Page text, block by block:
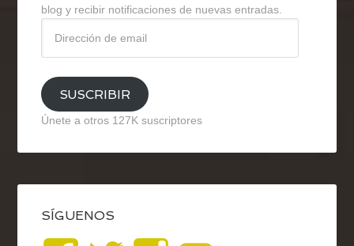
blog y recibir notificaciones de nuevas entradas.
email
SUSCRIBIR
Únete a otros 127K suscriptores
SÍGUENOS